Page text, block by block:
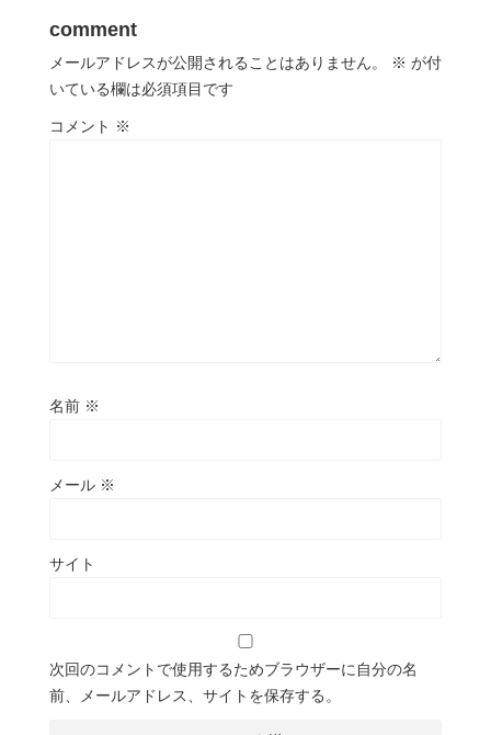
comment
メールアドレスが公開されることはありません。 ※ が付
いている欄は必須項目です
コメント ※
名前 ※
メール ※
サイト
次回のコメントで使用するためブラウザーに自分の名
前、メールアドレス、サイトを保存する。